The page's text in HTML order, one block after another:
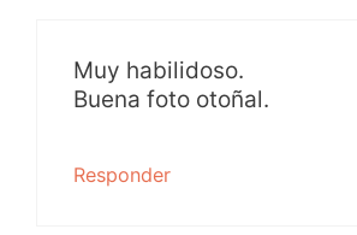
Muy habilidoso.
Buena foto otoñal.
Responder